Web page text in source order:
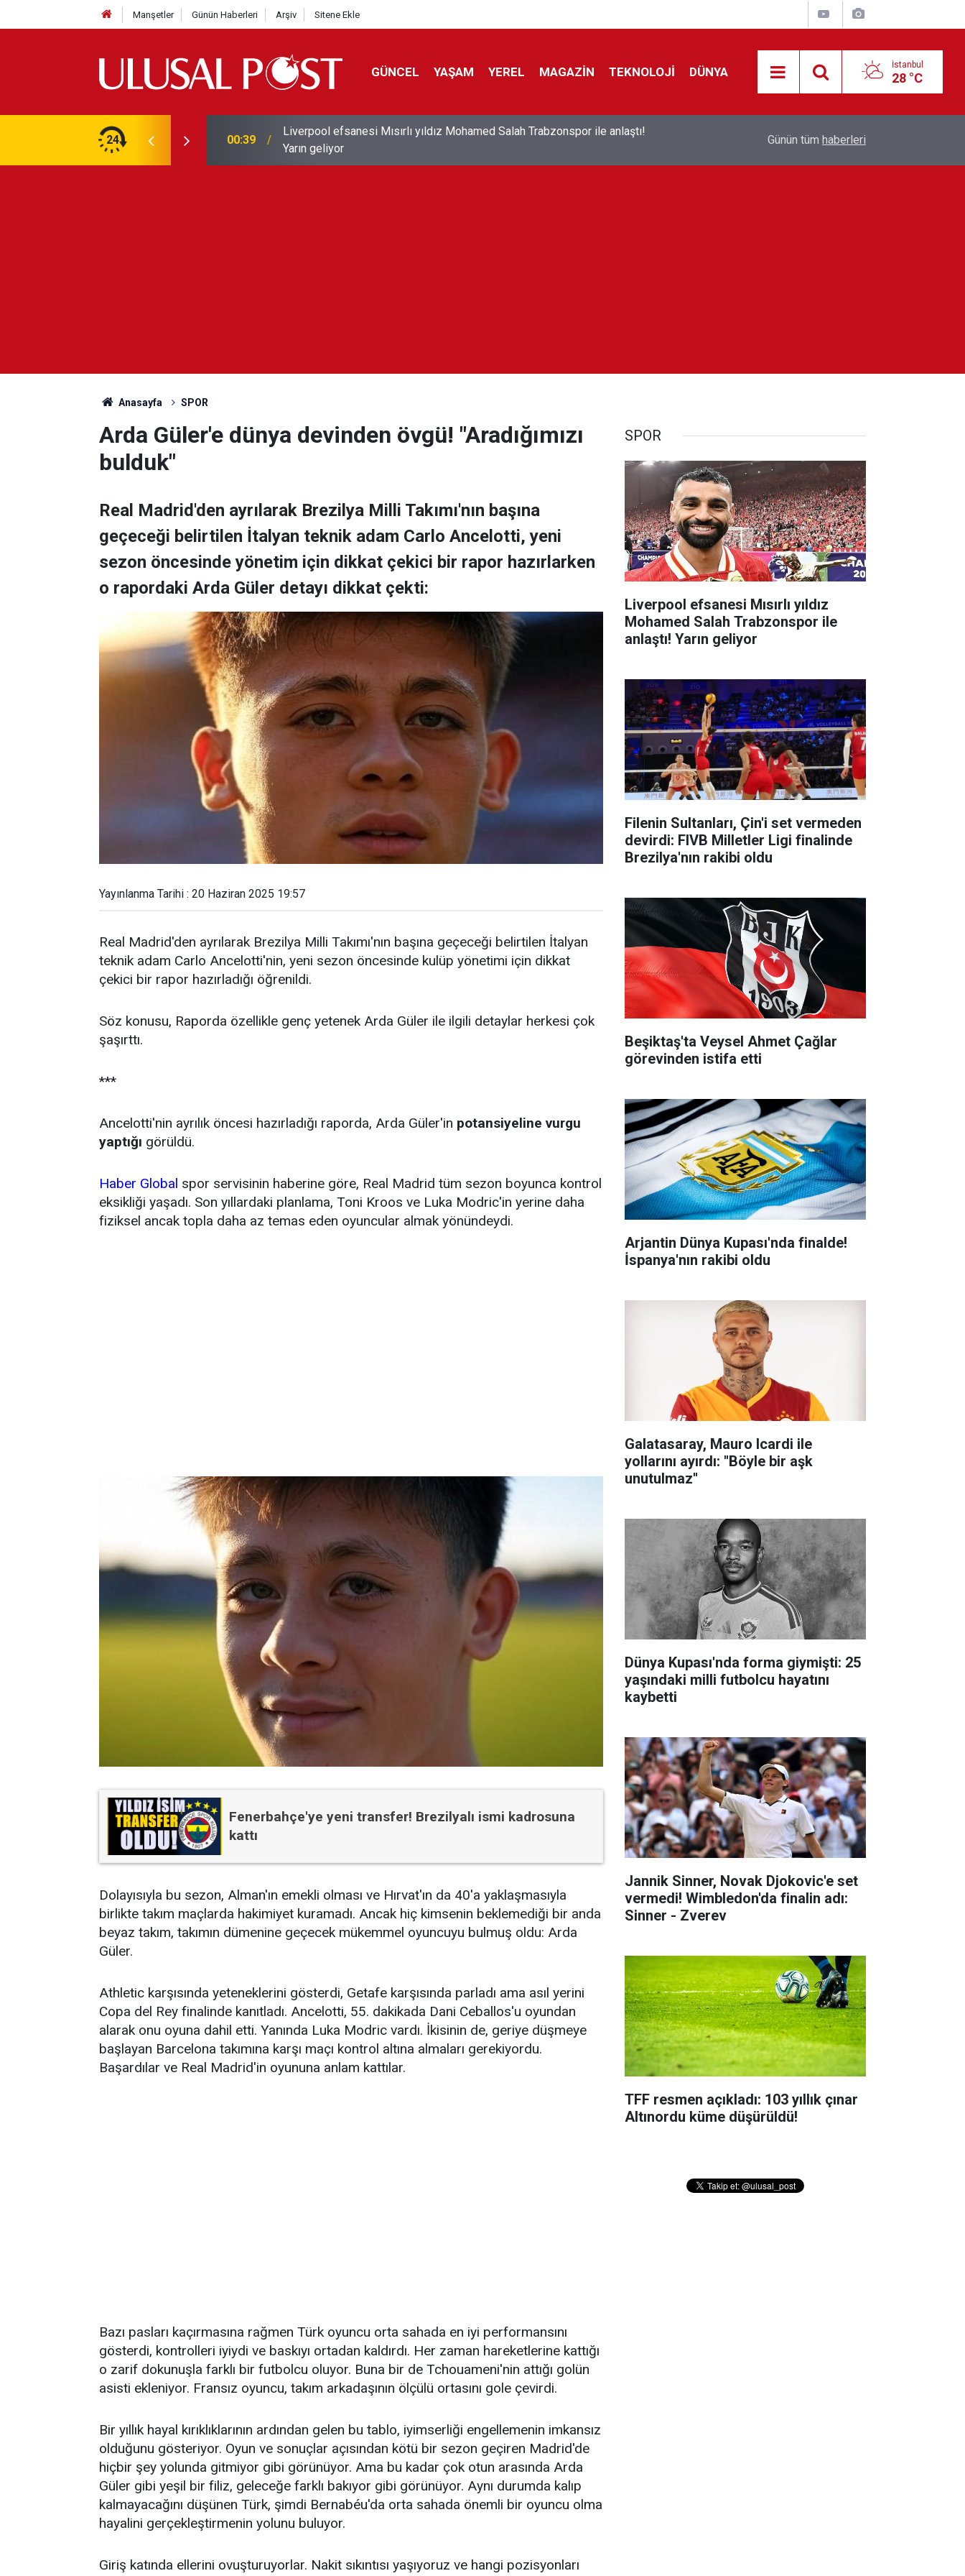
Manşetler Günün Haberleri Arşiv Sitene Ekle
GÜNCEL YAŞAM YEREL MAGAZİN TEKNOLOJİ DÜNYA İstanbul
28 °C
24 00:39
Liverpool efsanesi Mısırlı yıldız Mohamed Salah Trabzonspor ile anlaştı!
Yarın geliyor
Feridun Düzağaç sahnelere ara verdi: ''En az
Günün tüm haberleri
Anasayfa SPOR
Arda Güler'e dünya devinden övgü! "Aradığımızı
bulduk"
Real Madrid'den ayrılarak Brezilya Milli Takımı'nın başına
geçeceği belirtilen İtalyan teknik adam Carlo Ancelotti, yeni
sezon öncesinde yönetim için dikkat çekici bir rapor hazırlarken
o rapordaki Arda Güler detayı dikkat çekti:
Yayınlanma Tarihi : 20 Haziran 2025 19:57
Real Madrid'den ayrılarak Brezilya Milli Takımı'nın başına geçeceği belirtilen İtalyan
teknik adam Carlo Ancelotti'nin, yeni sezon öncesinde kulüp yönetimi için dikkat
çekici bir rapor hazırladığı öğrenildi.
Söz konusu, Raporda özellikle genç yetenek Arda Güler ile ilgili detaylar herkesi çok
şaşırttı.
***
Ancelotti'nin ayrılık öncesi hazırladığı raporda, Arda Güler'in potansiyeline vurgu
yaptığı görüldü.
Haber Global spor servisinin haberine göre, Real Madrid tüm sezon boyunca kontrol
eksikliği yaşadı. Son yıllardaki planlama, Toni Kroos ve Luka Modric'in yerine daha
fiziksel ancak topla daha az temas eden oyuncular almak yönündeydi.
Fenerbahçe'ye yeni transfer! Brezilyalı ismi kadrosuna
kattı
Dolayısıyla bu sezon, Alman'ın emekli olması ve Hırvat'ın da 40'a yaklaşmasıyla
birlikte takım maçlarda hakimiyet kuramadı. Ancak hiç kimsenin beklemediği bir anda
beyaz takım, takımın dümenine geçecek mükemmel oyuncuyu bulmuş oldu: Arda
Güler.
Athletic karşısında yeteneklerini gösterdi, Getafe karşısında parladı ama asıl yerini
Copa del Rey finalinde kanıtladı. Ancelotti, 55. dakikada Dani Ceballos'u oyundan
alarak onu oyuna dahil etti. Yanında Luka Modric vardı. İkisinin de, geriye düşmeye
başlayan Barcelona takımına karşı maçı kontrol altına almaları gerekiyordu.
Başardılar ve Real Madrid'in oyununa anlam kattılar.
Bazı pasları kaçırmasına rağmen Türk oyuncu orta sahada en iyi performansını
gösterdi, kontrolleri iyiydi ve baskıyı ortadan kaldırdı. Her zaman hareketlerine kattığı
o zarif dokunuşla farklı bir futbolcu oluyor. Buna bir de Tchouameni'nin attığı golün
asisti ekleniyor. Fransız oyuncu, takım arkadaşının ölçülü ortasını gole çevirdi.
Bir yıllık hayal kırıklıklarının ardından gelen bu tablo, iyimserliği engellemenin imkansız
olduğunu gösteriyor. Oyun ve sonuçlar açısından kötü bir sezon geçiren Madrid'de
hiçbir şey yolunda gitmiyor gibi görünüyor. Ama bu kadar çok otun arasında Arda
Güler gibi yeşil bir filiz, geleceğe farklı bakıyor gibi görünüyor. Aynı durumda kalıp
kalmayacağını düşünen Türk, şimdi Bernabéu'da orta sahada önemli bir oyuncu olma
hayalini gerçekleştirmenin yolunu buluyor.
Giriş katında ellerini ovuşturuyorlar. Nakit sıkıntısı yaşıyoruz ve hangi pozisyonları
SPOR
Liverpool efsanesi Mısırlı yıldız
Mohamed Salah Trabzonspor ile
anlaştı! Yarın geliyor
Filenin Sultanları, Çin'i set vermeden
devirdi: FIVB Milletler Ligi finalinde
Brezilya'nın rakibi oldu
Beşiktaş'ta Veysel Ahmet Çağlar
görevinden istifa etti
Arjantin Dünya Kupası'nda finalde!
İspanya'nın rakibi oldu
Galatasaray, Mauro Icardi ile
yollarını ayırdı: ''Böyle bir aşk
unutulmaz''
Dünya Kupası'nda forma giymişti: 25
yaşındaki milli futbolcu hayatını
kaybetti
Jannik Sinner, Novak Djokovic'e set
vermedi! Wimbledon'da finalin adı:
Sinner - Zverev
TFF resmen açıkladı: 103 yıllık çınar
Altınordu küme düşürüldü!